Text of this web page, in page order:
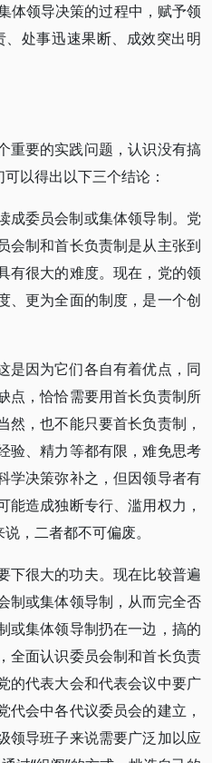
体领导决策的过程中，赋予领
处事迅速果断、成效突出明
重要的实践问题，认识没有搞
以得出以下三个结论：
成委员会制或集体领导制。党
会制和首长负责制是从主张到
有很大的难度。现在，党的领
、更为全面的制度，是一个创
是因为它们各自有着优点，同
点，恰恰需要用首长负责制所
，也不能只要首长负责制，
验、精力等都有限，难免思考
学决策弥补之，但因领导者有
造成独断专行、滥用权力，
，二者都不可偏废。
下很大的功夫。现在比较普遍
制或集体领导制，从而完全否
或集体领导制扔在一边，搞的
全面认识委员会制和首长负责
的代表大会和代表会议中要广
会中各代议委员会的建立，
领导班子来说需要广泛加以应